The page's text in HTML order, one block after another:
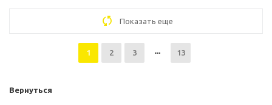
Показать еще
1 2 3 13
Вернуться